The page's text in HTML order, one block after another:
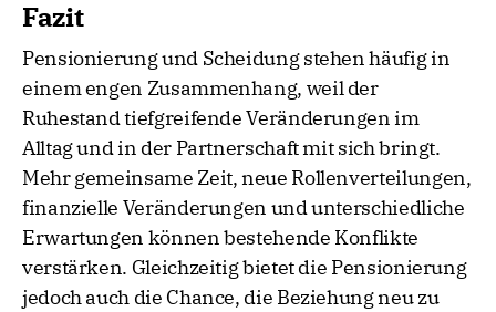
Fazit
Pensionierung und Scheidung stehen häufig in
einem engen Zusammenhang, weil der
Ruhestand tiefgreifende Veränderungen im
Alltag und in der Partnerschaft mit sich bringt.
Mehr gemeinsame Zeit, neue Rollenverteilungen,
finanzielle Veränderungen und unterschiedliche
Erwartungen können bestehende Konflikte
verstärken. Gleichzeitig bietet die Pensionierung
jedoch auch die Chance, die Beziehung neu zu